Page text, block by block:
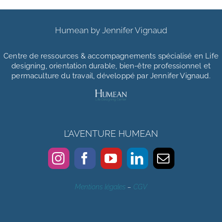
Humean by Jennifer Vignaud
Centre de ressources & accompagnements spécialisé en Life
designing, orientation durable, bien-être professionnel et
permaculture du travail, développé par Jennifer Vignaud.
L’AVENTURE HUMEAN
Mentions légales – CGV